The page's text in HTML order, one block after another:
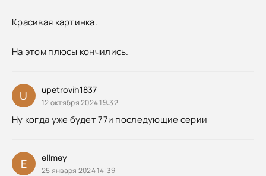
Красивая картинка.
На этом плюсы кончились.
U upetrovih1837
12 октября 2024 19:32
Ну когда уже будет 77и последующие серии
E ellmey
25 января 2024 14:39